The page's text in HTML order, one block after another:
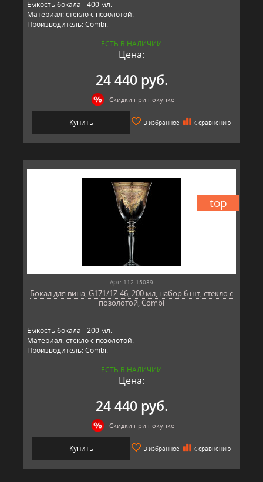
Ёмкость бокала - 400 мл.
Материал: стекло с позолотой.
Производитель: Combi.
ЕСТЬ В НАЛИЧИИ
Цена:
24 440 руб.
Скидки при покупке
Купить В избранное К сравнению
top
Арт: 112-15039
Бокал для вина, G171/1Z-46, 200 мл, набор 6 шт, стекло с
позолотой, Combi
Ёмкость бокала - 200 мл.
Материал: стекло с позолотой.
Производитель: Combi.
ЕСТЬ В НАЛИЧИИ
Цена:
24 440 руб.
Скидки при покупке
Купить В избранное К сравнению